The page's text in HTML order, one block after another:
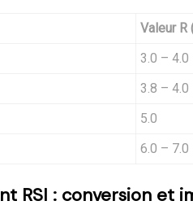
Valeur R
3.0 – 4.0
3.8 – 4.0
5.0
6.0 – 7.0
RSI : conversion et